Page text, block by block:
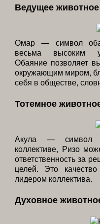
Ведущее
Омар — символ
весьма высоким
Обаяние позволяет
окружающим миром,
себя в обществе,
Тотемное
Акула — символ
коллективе, Ризо
ответственность за
целей. Это
лидером коллектива.
Духовное